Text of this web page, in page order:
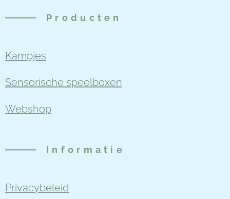
Producten
Kampjes
Sensorische speelboxen
Webshop
Informatie
Privacybeleid